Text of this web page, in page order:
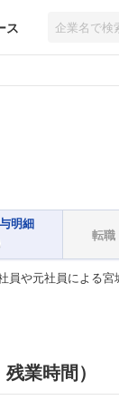
ス
明細
転職
や元社員による
業時間）